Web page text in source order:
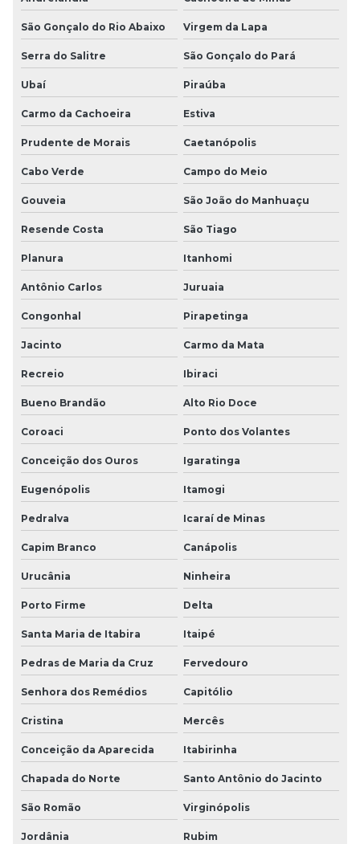
São Gonçalo do Rio Abaixo Virgem da Lapa
Serra do Salitre São Gonçalo do Pará
Ubaí Piraúba
Carmo da Cachoeira Estiva
Prudente de Morais Caetanópolis
Cabo Verde Campo do Meio
Gouveia São João do Manhuaçu
Resende Costa São Tiago
Planura Itanhomi
Antônio Carlos Juruaia
Congonhal Pirapetinga
Jacinto Carmo da Mata
Recreio Ibiraci
Bueno Brandão Alto Rio Doce
Coroaci Ponto dos Volantes
Conceição dos Ouros Igaratinga
Eugenópolis Itamogi
Pedralva Icaraí de Minas
Capim Branco Canápolis
Urucânia Ninheira
Porto Firme Delta
Santa Maria de Itabira Itaipé
Pedras de Maria da Cruz Fervedouro
Senhora dos Remédios Capitólio
Cristina Mercês
Conceição da Aparecida Itabirinha
Chapada do Norte Santo Antônio do Jacinto
São Romão Virginópolis
Jordânia Rubim